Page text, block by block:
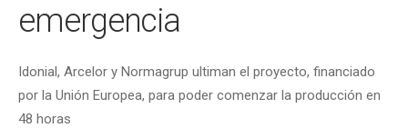
emergencia
Idonial, Arcelor y Normagrup ultiman el proyecto, financiado
por la Unión Europea, para poder comenzar la producción en
48 horas